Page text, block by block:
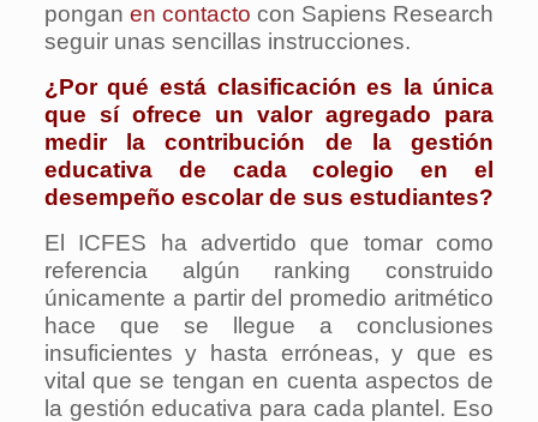
pongan en contacto con Sapiens Research
seguir unas sencillas instrucciones.
¿Por qué está clasificación es la única
que sí ofrece un valor agregado para
medir la contribución de la gestión
educativa de cada colegio en el
desempeño escolar de sus estudiantes?
El ICFES ha advertido que tomar como
referencia algún ranking construido
únicamente a partir del promedio aritmético
hace que se llegue a conclusiones
insuficientes y hasta erróneas, y que es
vital que se tengan en cuenta aspectos de
la gestión educativa para cada plantel. Eso